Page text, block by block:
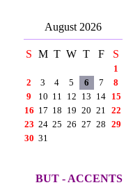
August 2026
S M T W T F S
1
2
3 4 5 6 7
8
9
10 11 12 13 14 15
16 17 18 19 20 21 22
23 24 25 26 27 28 29
30 31
BUT - ACCENTS